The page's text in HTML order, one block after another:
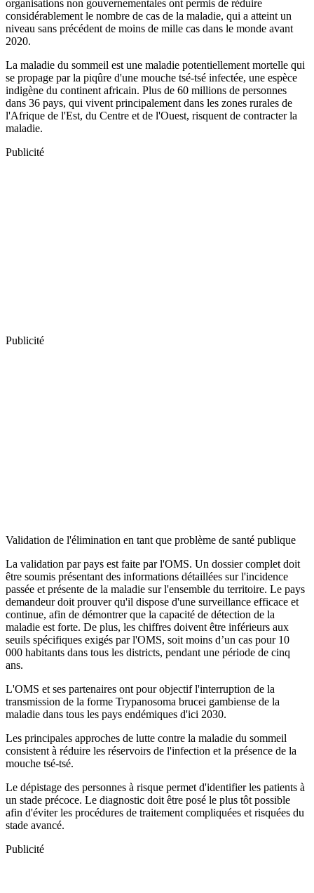
organisations non gouvernementales ont permis de réduire
considérablement le nombre de cas de la maladie, qui a atteint un
niveau sans précédent de moins de mille cas dans le monde avant
2020.
La maladie du sommeil est une maladie potentiellement mortelle qui
se propage par la piqûre d'une mouche tsé-tsé infectée, une espèce
indigène du continent africain. Plus de 60 millions de personnes
dans 36 pays, qui vivent principalement dans les zones rurales de
l'Afrique de l'Est, du Centre et de l'Ouest, risquent de contracter la
maladie.
Publicité
Publicité
Validation de l'élimination en tant que problème de santé publique
La validation par pays est faite par l'OMS. Un dossier complet doit
être soumis présentant des informations détaillées sur l'incidence
passée et présente de la maladie sur l'ensemble du territoire. Le pays
demandeur doit prouver qu'il dispose d'une surveillance efficace et
continue, afin de démontrer que la capacité de détection de la
maladie est forte. De plus, les chiffres doivent être inférieurs aux
seuils spécifiques exigés par l'OMS, soit moins d’un cas pour 10
000 habitants dans tous les districts, pendant une période de cinq
ans.
L'OMS et ses partenaires ont pour objectif l'interruption de la
transmission de la forme Trypanosoma brucei gambiense de la
maladie dans tous les pays endémiques d'ici 2030.
Les principales approches de lutte contre la maladie du sommeil
consistent à réduire les réservoirs de l'infection et la présence de la
mouche tsé-tsé.
Le dépistage des personnes à risque permet d'identifier les patients à
un stade précoce. Le diagnostic doit être posé le plus tôt possible
afin d'éviter les procédures de traitement compliquées et risquées du
stade avancé.
Publicité